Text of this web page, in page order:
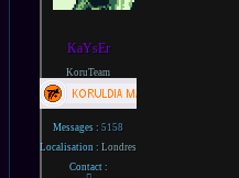
KaYsEr
KoruTeam
Messages : 5158
Localisation : Londres
Contact :